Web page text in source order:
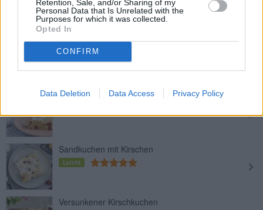
Retention, Sale, and/or Sharing of my
Personal Data that Is Unrelated with the
Purposes for which it was collected.
Opted In
CONFIRM
Data Deletion Data Access Privacy Policy
Leicht
Kirsch-Mohn-Kuchen
Leicht
Kirsch-Mandel-Kuchen
Sandkuchen mit Kirschen
Leicht
Versunkener Kirschkuchen